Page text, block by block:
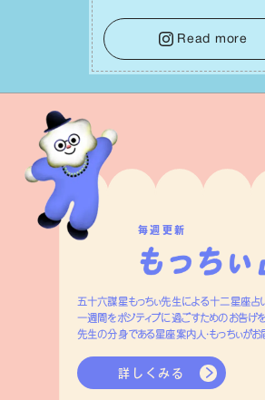
⾔葉に流されないよう、⼼にしっ
レーキをかけること。この意識の
えが、あなたに確かな安⼼感を
はずです。
Read more
毎週更新
五十六謀星もっちぃ先生による十二星座占
一週間をポジティブに過ごすためのお告げを
先生の分身である星座案内人・もっちぃがお
詳しくみる